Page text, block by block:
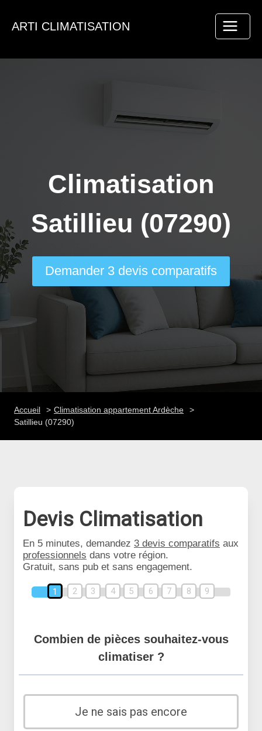
ARTI CLIMATISATION
Climatisation
Satillieu (07290)
Demander 3 devis comparatifs
Accueil
Climatisation appartement Ardèche
Satillieu (07290)
Devis Climatisation
En 5 minutes, demandez 3 devis comparatifs aux
professionnels dans votre région.
Gratuit, sans pub et sans engagement.
1 2 3 4 5 6 7 8 9
Combien de pièces souhaitez-vous
climatiser ?
Je ne sais pas encore